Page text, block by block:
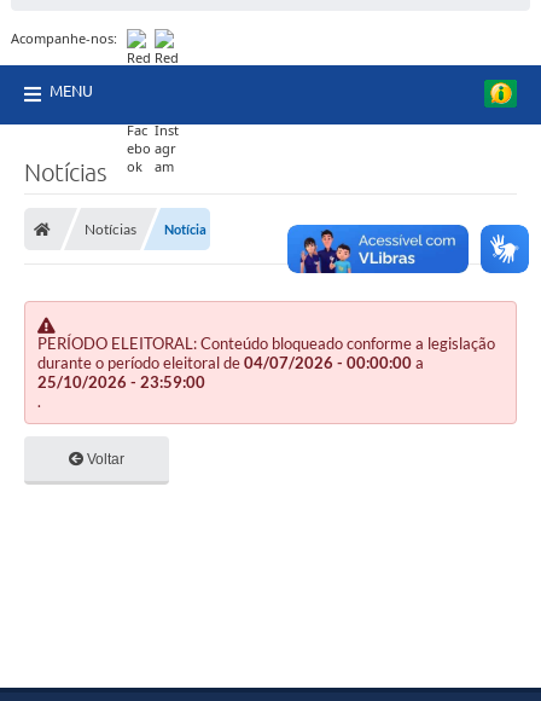
Acompanhe-nos:
MENU
Notícias
Notícias Notícia
PERÍODO ELEITORAL: Conteúdo bloqueado conforme a legislação
durante o período eleitoral de04/07/2026 - 00:00:00a
25/10/2026 - 23:59:00
.
Voltar